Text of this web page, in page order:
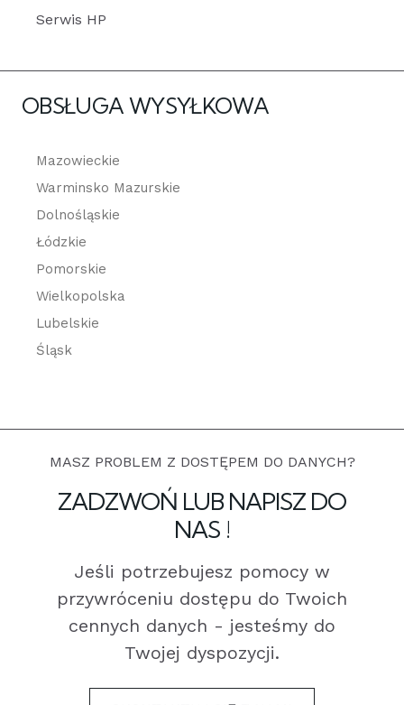
Serwis HP
OBSŁUGA WYSYŁKOWA
Mazowieckie
Warminsko Mazurskie
Dolnośląskie
Łódzkie
Pomorskie
Wielkopolska
Lubelskie
Śląsk
MASZ PROBLEM Z DOSTĘPEM DO DANYCH?
ZADZWOŃ LUB NAPISZ DO
NAS !
Jeśli potrzebujesz pomocy w
przywróceniu dostępu do Twoich
cennych danych - jesteśmy do
Twojej dyspozycji.